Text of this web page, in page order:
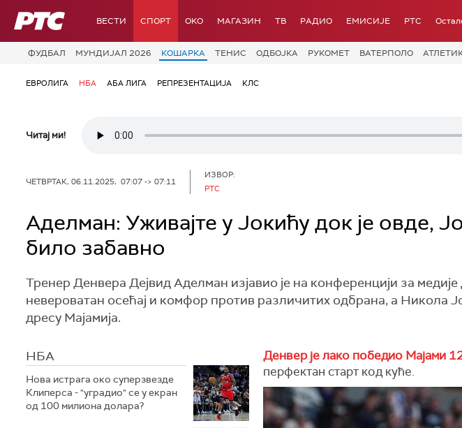
РТС ВЕСТИ СПОРТ OKO МАГАЗИН ТВ РАДИО ЕМИСИЈЕ РТС
ФУДБАЛ МУНДИЈАЛ 2026 КОШАРКА ТЕНИС ОДБОЈКА РУКОМЕТ ВАТЕРПОЛО
ЕВРОЛИГА НБА АБА ЛИГА РЕПРЕЗЕНТАЦИЈА КЛС
Читај ми!
ЧЕТВРТАК, 06.11.2025, 07:07 -> 07:11
ИЗВОР:
РТС
Аделман: Уживајте у Јокићу док је овде,
било забавно
Тренер Денвера Дејвид Аделман изјавио је на конференцији за
невероватан осећај и комфор против различитих одбрана, а Никола
дресу Мајамија.
НБА
Нова истрага око суперзвезде
Клиперса - "уградио" се у екран
од 100 милиона долара?
Денвер је лако победио Мајами
перфектан старт код куће.